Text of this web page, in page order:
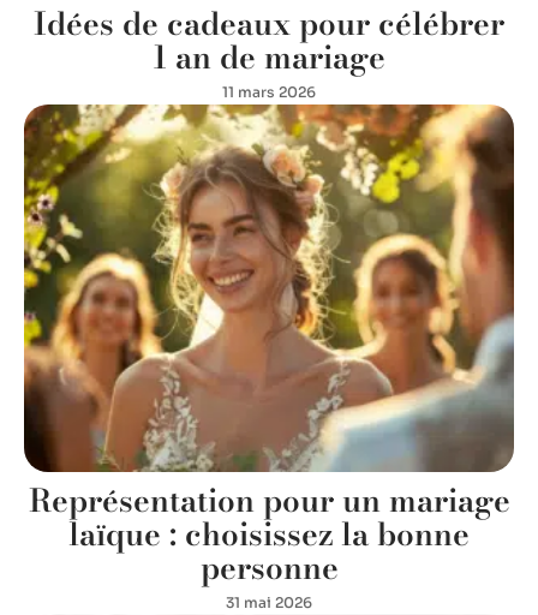
Idées de cadeaux pour célébrer
1 an de mariage
11 mars 2026
Représentation pour un mariage
laïque : choisissez la bonne
personne
31 mai 2026